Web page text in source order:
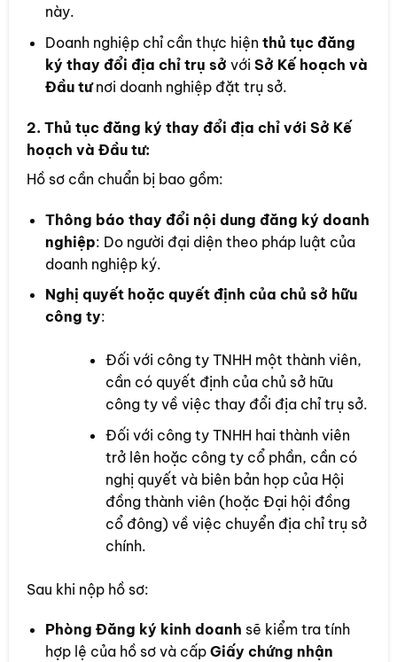
này.
Doanh nghiệp chỉ cần thực hiện thủ tục đăng
ký thay đổi địa chỉ trụ sở với Sở Kế hoạch và
Đầu tưnơi doanh nghiệp đặt trụ sở.
2. Thủ tục đăng ký thay đổi địa chỉ với Sở Kế
hoạch và Đầu tư:
Hồ sơ cần chuẩn bị bao gồm:
Thông báo thay đổi nội dung đăng ký doanh
nghiệp: Do người đại diện theo pháp luật của
doanh nghiệp ký.
Nghị quyết hoặc quyết định của chủ sở hữu
công ty:
Đối với công ty TNHH một thành viên,
cần có quyết định của chủ sở hữu
công ty về việc thay đổi địa chỉ trụ sở.
Đối với công ty TNHH hai thành viên
trở lên hoặc công ty cổ phần, cần có
nghị quyết và biên bản họp của Hội
đồng thành viên (hoặc Đại hội đồng
cổ đông) về việc chuyển địa chỉ trụ sở
chính.
Sau khi nộp hồ sơ:
Phòng Đăng ký kinh doanh sẽ kiểm tra tính
hợp lệ của hồ sơ và cấp Giấy chứng nhận